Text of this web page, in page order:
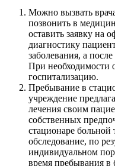
Можно вызвать
позвонить в
оставить заявку на
диагностику
заболевания, а
При необходимости
госпитализацию.
Пребывание в
учреждение
лечения своим
собственных
стационаре больной
обследование, по
индивидуальном
время пребывания в